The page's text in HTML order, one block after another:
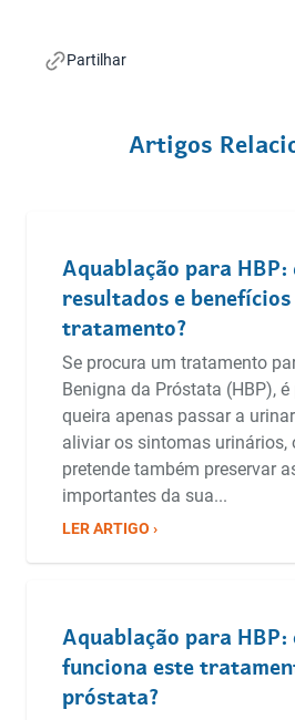
Partilhar
Artigos
Aquablação para HBP:
resultados e
tratamento?
Se procura um tratamento
Benigna da Próstata (HBP),
queira apenas passar a
aliviar os sintomas urinários,
pretende também preservar
importantes da sua...
LER ARTIGO ›
Aquablação para HBP:
funciona este
próstata?